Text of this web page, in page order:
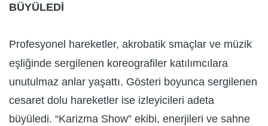
BÜYÜLEDİ
Profesyonel hareketler, akrobatik smaçlar ve müzik
eşliğinde sergilenen koreografiler katılımcılara
unutulmaz anlar yaşattı. Gösteri boyunca sergilenen
cesaret dolu hareketler ise izleyicileri adeta
büyüledi. “Karizma Show” ekibi, enerjileri ve sahne